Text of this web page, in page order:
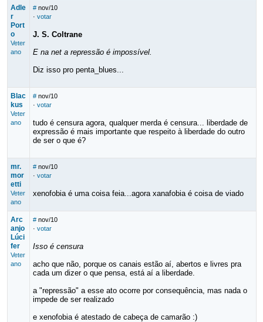
Adle
r
Port
o
Veter
ano
# nov/10
· votar
J. S. Coltrane
E na net a repressão é impossível.
Diz isso pro penta_blues...
Blac
kus
Veter
ano
# nov/10
· votar
tudo é censura agora, qualquer merda é censura... liberdade de
expressão é mais importante que respeito à liberdade do outro
de ser o que é?
mr.
mor
etti
Veter
ano
# nov/10
· votar
xenofobia é uma coisa feia...agora xanafobia é coisa de viado
Arc
anjo
Lúci
fer
Veter
ano
# nov/10
· votar
Isso é censura
acho que não, porque os canais estão aí, abertos e livres pra
cada um dizer o que pensa, está aí a liberdade.
a "repressão" a esse ato ocorre por consequência, mas nada o
impede de ser realizado
e xenofobia é atestado de cabeça de camarão :)